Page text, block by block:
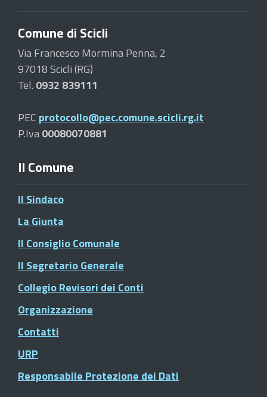
Comune di Scicli
Via Francesco Mormina Penna, 2
97018 Scicli (RG)
Tel. 0932 839111
PEC protocollo@pec.comune.scicli.rg.it
P.Iva00080070881
Il Comune
Il Sindaco
La Giunta
Il Consiglio Comunale
Il Segretario Generale
Collegio Revisori dei Conti
Organizzazione
Contatti
URP
Responsabile Protezione dei Dati